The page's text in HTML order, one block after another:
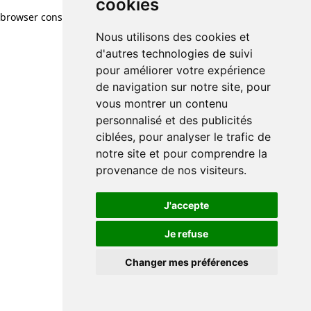
cookies
Nous utilisons des cookies et
d'autres technologies de suivi
pour améliorer votre expérience
de navigation sur notre site, pour
vous montrer un contenu
personnalisé et des publicités
ciblées, pour analyser le trafic de
notre site et pour comprendre la
provenance de nos visiteurs.
J'accepte
Je refuse
Changer mes préférences
browser console for more information)